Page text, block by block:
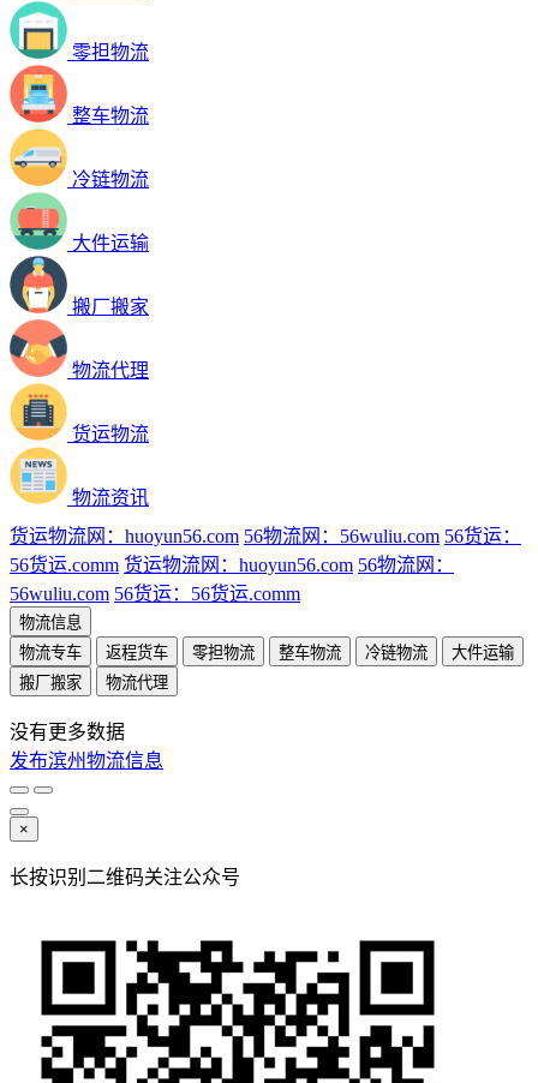
零担物流
整车物流
冷链物流
大件运输
搬厂搬家
物流代理
货运物流
物流资讯
货运物流网：huoyun56.com 56物流网：56wuliu.com 56货运：
56货运.comm 货运物流网：huoyun56.com 56物流网：
56wuliu.com 56货运：56货运.comm
物流信息
物流专车
返程货车 零担物流 整车物流 冷链物流
大件运输
搬厂搬家
物流代理
没有更多数据
发布滨州物流信息
×
长按识别二维码关注公众号